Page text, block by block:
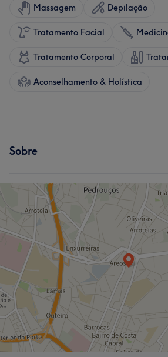
Massagem Depilação
Tratamento Facial
Tratamento Corporal
Aconselhamento & Holística
Sobre